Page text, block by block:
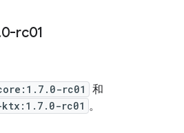
0-rc01
rc01 和
rc01 。